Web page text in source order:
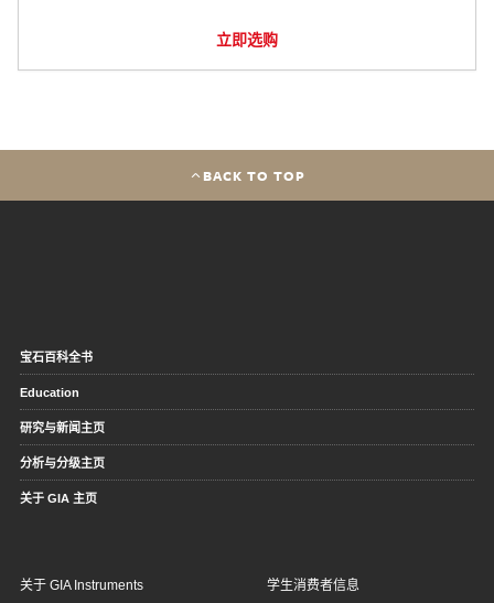
立即选购
BACK TO TOP
宝石百科全书
Education
研究与新闻主页
分析与分级主页
关于 GIA 主页
关于 GIA Instruments 学生消费者信息